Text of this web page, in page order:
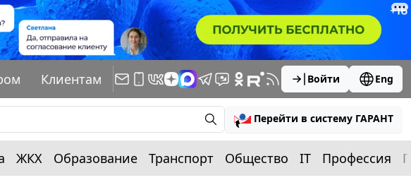
Клиентам Войти Eng
Перейти в систему ГАРАНТ
ЖКХ Образование Транспорт Общество IT Профессия